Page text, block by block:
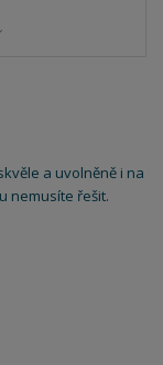
a uvolněně i na
nemusíte řešit.